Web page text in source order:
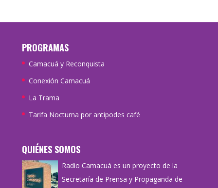
PROGRAMAS
Camacuá y Reconquista
Conexión Camacuá
La Trama
Tarifa Nocturna por antipodes café
QUIÉNES SOMOS
Radio Camacuá es un proyecto de la
Secretaría de Prensa y Propaganda de